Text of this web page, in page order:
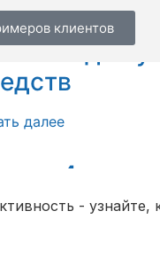
клиентов
- узнайте,
для
далее
4